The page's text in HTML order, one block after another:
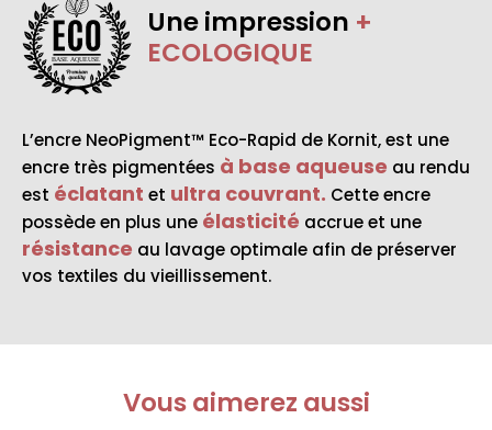
BASE AQUEUSE
Une impression +
ECOLOGIQUE
L’encre NeoPigment™ Eco-Rapid de Kornit, est une
encre très pigmentées à base aqueuse au rendu
est éclatant et ultra couvrant. Cette encre
possède en plus une élasticité accrue et une
résistance au lavage optimale afin de préserver
vos textiles du vieillissement.
Vous aimerez aussi